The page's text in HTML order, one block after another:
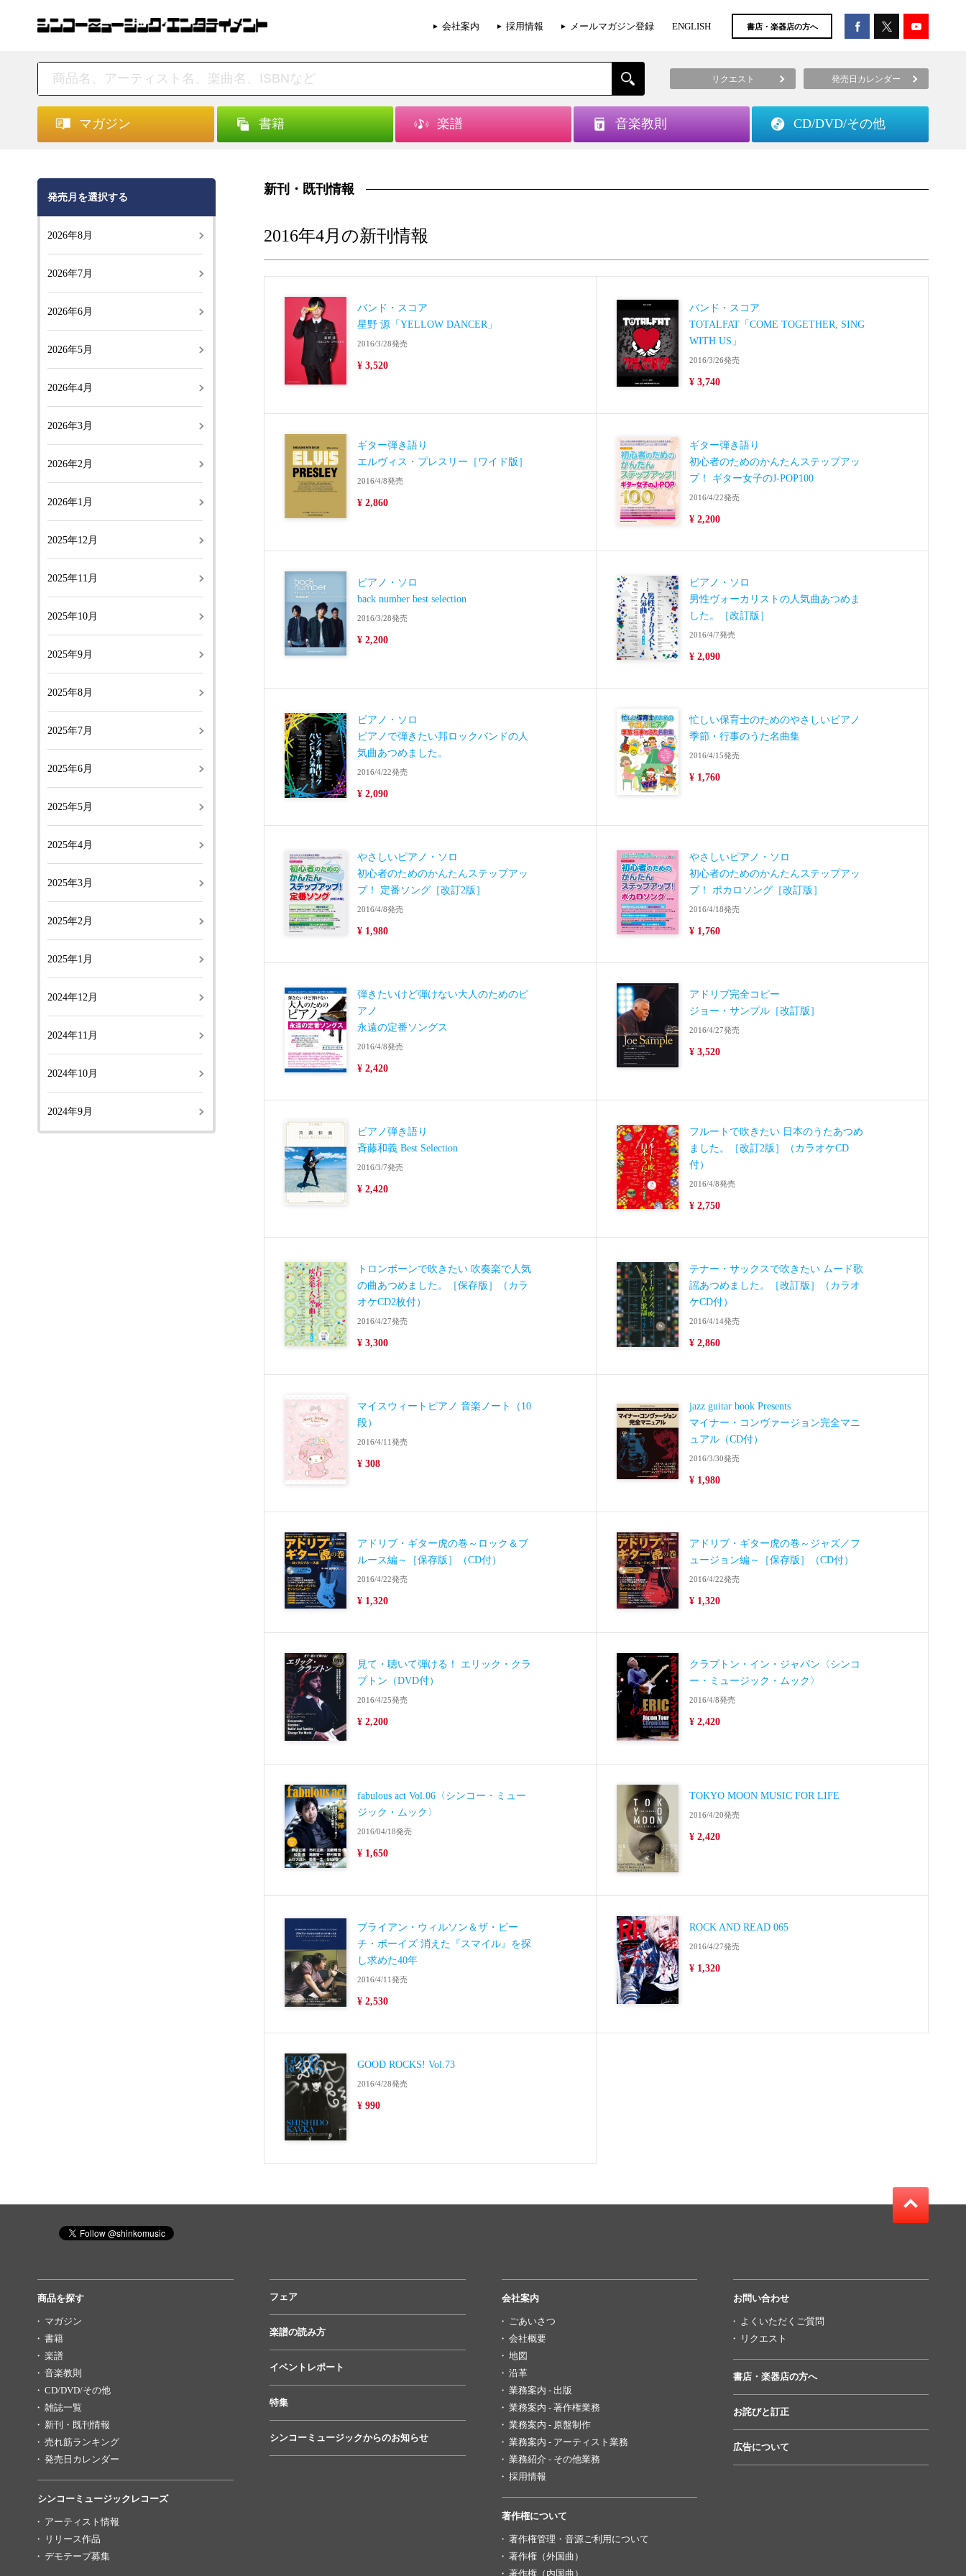
会社案内 採用情報 メールマガジン登録 ENGLISH 書店・楽器店の方へ
リクエスト 発売日カレンダー
マガジン 書籍 楽譜 音楽教則 CD/DVD/その他
発売月を選択する
2026年8月
2026年7月
2026年6月
2026年5月
2026年4月
2026年3月
2026年2月
2026年1月
2025年12月
2025年11月
2025年10月
2025年9月
2025年8月
2025年7月
2025年6月
2025年5月
2025年4月
2025年3月
2025年2月
2025年1月
2024年12月
2024年11月
2024年10月
2024年9月
新刊・既刊情報
2016年4月の新刊情報
バンド・スコア
星野 源「YELLOW DANCER」
2016/3/28発売
¥ 3,520
バンド・スコア
TOTALFAT「COME TOGETHER, SING
WITH US」
2016/3/26発売
¥ 3,740
ギター弾き語り
エルヴィス・プレスリー［ワイド版］
2016/4/8発売
¥ 2,860
ギター弾き語り
初心者のためのかんたんステップアッ
プ！ ギター女子のJ-POP100
2016/4/22発売
¥ 2,200
ピアノ・ソロ
back number best selection
2016/3/28発売
¥ 2,200
ピアノ・ソロ
男性ヴォーカリストの人気曲あつめま
した。［改訂版］
2016/4/7発売
¥ 2,090
ピアノ・ソロ
ピアノで弾きたい邦ロックバンドの人
気曲あつめました。
2016/4/22発売
¥ 2,090
忙しい保育士のためのやさしいピアノ
季節・行事のうた名曲集
2016/4/15発売
¥ 1,760
やさしいピアノ・ソロ
初心者のためのかんたんステップアッ
プ！ 定番ソング［改訂2版］
2016/4/8発売
¥ 1,980
やさしいピアノ・ソロ
初心者のためのかんたんステップアッ
プ！ ボカロソング［改訂版］
2016/4/18発売
¥ 1,760
弾きたいけど弾けない大人のためのピ
アノ
永遠の定番ソングス
2016/4/8発売
¥ 2,420
アドリブ完全コピー
ジョー・サンプル［改訂版］
2016/4/27発売
¥ 3,520
ピアノ弾き語り
斉藤和義 Best Selection
2016/3/7発売
¥ 2,420
フルートで吹きたい 日本のうたあつめ
ました。［改訂2版］（カラオケCD
付）
2016/4/8発売
¥ 2,750
トロンボーンで吹きたい 吹奏楽で人気
の曲あつめました。［保存版］（カラ
オケCD2枚付）
2016/4/27発売
¥ 3,300
テナー・サックスで吹きたい ムード歌
謡あつめました。［改訂版］（カラオ
ケCD付）
2016/4/14発売
¥ 2,860
マイスウィートピアノ 音楽ノート（10
段）
2016/4/11発売
¥ 308
jazz guitar book Presents
マイナー・コンヴァージョン完全マニ
ュアル（CD付）
2016/3/30発売
¥ 1,980
アドリブ・ギター虎の巻～ロック＆ブ
ルース編～［保存版］（CD付）
2016/4/22発売
¥ 1,320
アドリブ・ギター虎の巻～ジャズ／フ
ュージョン編～［保存版］（CD付）
2016/4/22発売
¥ 1,320
見て・聴いて弾ける！ エリック・クラ
プトン（DVD付）
2016/4/25発売
¥ 2,200
クラプトン・イン・ジャパン〈シンコ
ー・ミュージック・ムック〉
2016/4/8発売
¥ 2,420
fabulous act Vol.06〈シンコー・ミュー
ジック・ムック〉
2016/04/18発売
¥ 1,650
TOKYO MOON MUSIC FOR LIFE
2016/4/20発売
¥ 2,420
ブライアン・ウィルソン＆ザ・ビー
チ・ボーイズ 消えた『スマイル』を探
し求めた40年
2016/4/11発売
¥ 2,530
ROCK AND READ 065
2016/4/27発売
¥ 1,320
GOOD ROCKS! Vol.73
2016/4/28発売
¥ 990
商品を探す
マガジン
書籍
楽譜
音楽教則
CD/DVD/その他
雑誌一覧
新刊・既刊情報
売れ筋ランキング
発売日カレンダー
シンコーミュージックレコーズ
アーティスト情報
リリース作品
デモテープ募集
フェア
楽譜の読み方
イベントレポート
特集
シンコーミュージックからのお知らせ
会社案内
ごあいさつ
会社概要
地図
沿革
業務案内 - 出版
業務案内 - 著作権業務
業務案内 - 原盤制作
業務案内 - アーティスト業務
業務紹介 - その他業務
採用情報
著作権について
著作権管理・音源ご利用について
著作権（外国曲）
著作権（内国曲）
お問い合わせ
よくいただくご質問
リクエスト
書店・楽器店の方へ
お詫びと訂正
広告について